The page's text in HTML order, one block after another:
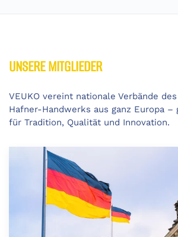
UNSERE MITGLIEDER
VEUKO vereint nationale Verbände
Hafner-Handwerks aus ganz Europa –
für Tradition, Qualität und Innovation.